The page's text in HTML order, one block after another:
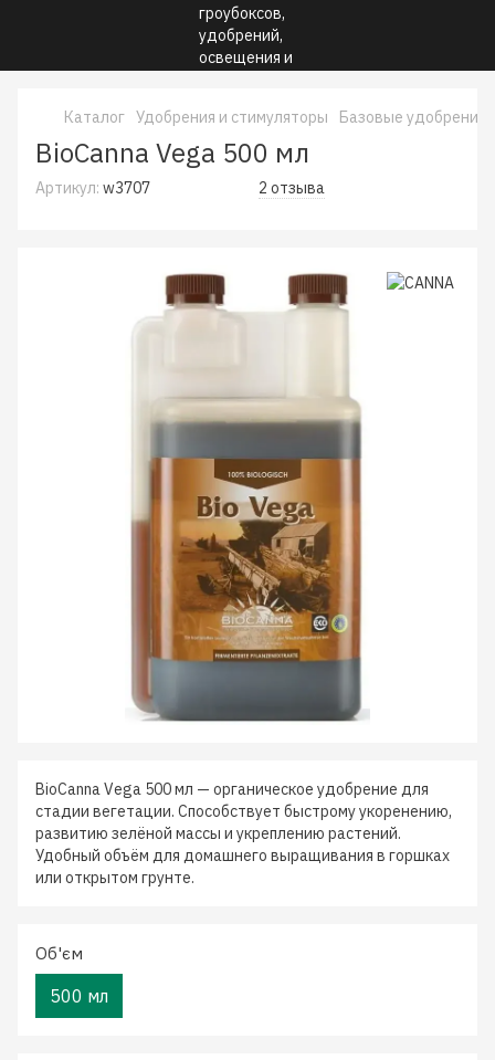
Каталог Удобрения и стимуляторы Базовые удобрения
BioCanna Vega 500 мл
Артикул: w3707 2 отзыва
BioCanna Vega 500 мл — органическое удобрение для
стадии вегетации. Способствует быстрому укоренению,
развитию зелёной массы и укреплению растений.
Удобный объём для домашнего выращивания в горшках
или открытом грунте.
Об'єм
500 мл